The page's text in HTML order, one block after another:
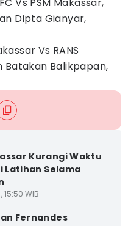
Dipta Gianyar,
Vs RANS
Batakan Balikpapan,
Kurangi Waktu
Latihan Selama
15:50 WIB
Fernandes